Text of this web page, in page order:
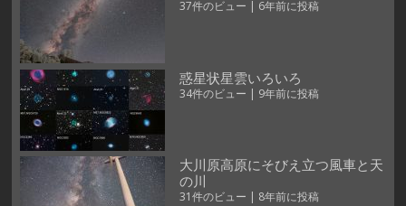
37件のビュー | 6年前に投稿
惑星状星雲いろいろ
34件のビュー | 9年前に投稿
大川原高原にそびえ立つ風車と天
の川
31件のビュー | 8年前に投稿